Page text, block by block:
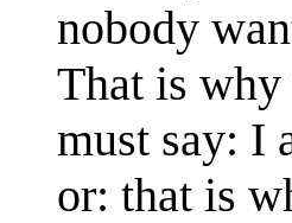
nobody
That is why
must say: I
or: that is